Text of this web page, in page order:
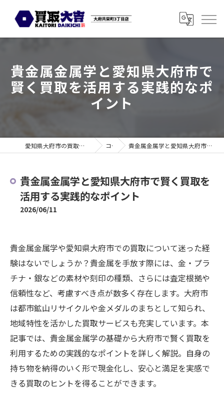
貴金属金属学と愛知県大府市で
賢く買取を活用する実践的なポ
イント
愛知県大府市の買取なら買取大吉 大府共栄町3丁目店 コラム 貴金属金属学と愛知県大府市で賢く買取を活用する実践的なポイント
貴金属金属学と愛知県大府市で賢く買取を
活用する実践的なポイント
2026/06/11
貴金属金属学や愛知県大府市での買取について迷った経
験はないでしょうか？貴金属を手放す際には、金・プラ
チナ・銀などの素材や刻印の種類、さらには査定根拠や
信頼性など、考慮すべき点が数多く存在します。大府市
は都市鉱山リサイクルや金メダルのまちとして知られ、
地域特性を活かした買取サービスも充実しています。本
記事では、貴金属金属学の基礎から大府市で賢く買取を
利用するための実践的なポイントを詳しく解説。自身の
持ち物を納得のいく形で現金化し、安心と満足を実感で
きる買取のヒントを得ることができます。